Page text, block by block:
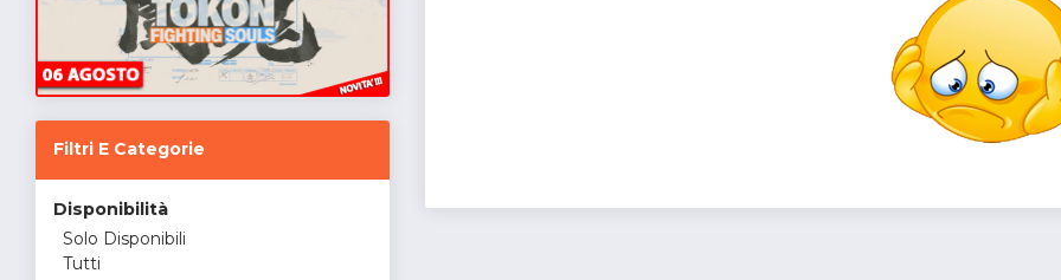
Filtri E Categorie
Disponibilità
Solo Disponibili
Tutti